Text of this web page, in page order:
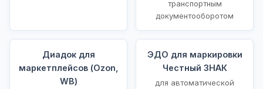
транспортным
документооборотом
Диадок для
маркетплейсов (Ozon,
WB)
ЭДО для маркировки
Честный ЗНАК
для автоматической